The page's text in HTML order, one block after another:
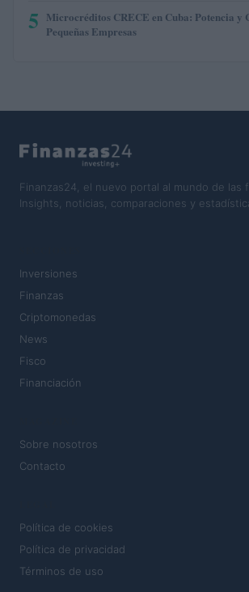
5 Microcréditos CRECE en Cuba: Potencia y
Pequeñas Empresas
Finanzas24, el nuevo portal al mundo de las
Insights, noticias, comparaciones y
Inversiones
Finanzas
Criptomonedas
News
Fisco
Financiación
Sobre nosotros
Contacto
Política de cookies
Política de privacidad
Términos de uso